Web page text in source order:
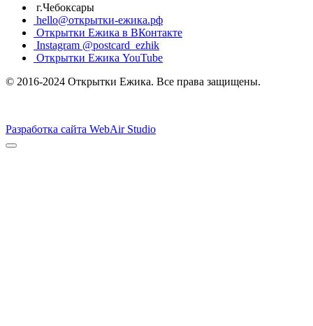
г.Чебоксары
hello@открытки-ежика.рф
Открытки Ежика в ВКонтакте
Instagram @postcard_ezhik
Открытки Ежика YouTube
© 2016-2024 Открытки Ежика. Все права защищены.
Разработка сайта WebAir Studio